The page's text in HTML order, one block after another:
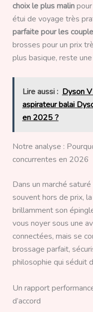
choix le plus malinpour
étui de voyage très
parfaite pour les
brosses pour un prix
plus basique, reste
Lire aussi : Dyson
aspirateur balai
en 2025 ?
Notre analyse :
concurrentes en 2026
Dans un marché
souvent hors de prix,
brillamment son
vous noyer sous une
connectées, mais se
brossage parfait,
philosophie qui séduit
Un rapport
d’accord